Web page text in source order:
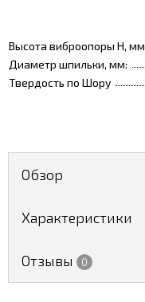
Высота виброопоры H, мм
Диаметр шпильки, мм:
Твердость по Шору
Обзор
Характеристики
Отзывы 0